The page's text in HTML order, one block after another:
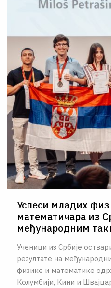
Успеси младих
математичара из
међународним
Ученици из Србије
резултате на
физике и математике
Колумбији, Кини и